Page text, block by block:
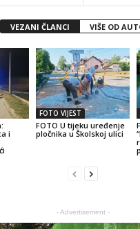
VEZANI ČLANCI VIŠE OD
i
FOTO VIJEST
FOTO U tijeku uređenje
pločnika u Školskoj ulici
- Advertisement -